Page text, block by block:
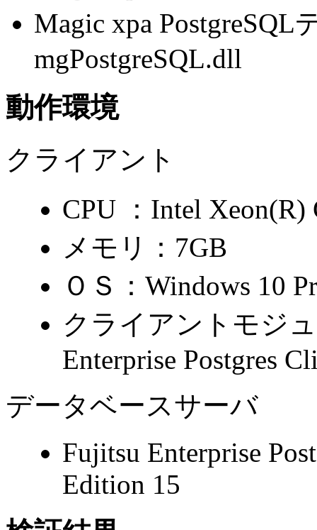
Magic xpa
mgPostgreSQL.dll
動作環境
クライアント
CPU ：Intel Xeon(R)
メモリ：7GB
ＯＳ：Windows 10
クライアントモジ
Enterprise Postgres
データベースサーバ
Fujitsu Enterprise
Edition 15